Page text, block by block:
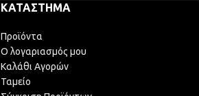
ΚΑΤΆΣΤΗΜΑ
Προϊόντα
Ο λογαριασμός μου
Καλάθι Αγορών
Ταμείο